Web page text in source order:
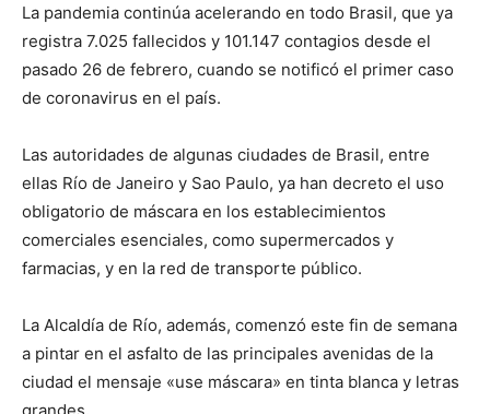
La pandemia continúa acelerando en todo Brasil, que ya
registra 7.025 fallecidos y 101.147 contagios desde el
pasado 26 de febrero, cuando se notificó el primer caso
de coronavirus en el país.
Las autoridades de algunas ciudades de Brasil, entre
ellas Río de Janeiro y Sao Paulo, ya han decreto el uso
obligatorio de máscara en los establecimientos
comerciales esenciales, como supermercados y
farmacias, y en la red de transporte público.
La Alcaldía de Río, además, comenzó este fin de semana
a pintar en el asfalto de las principales avenidas de la
ciudad el mensaje «use máscara» en tinta blanca y letras